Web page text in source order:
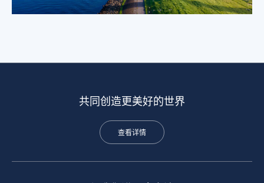
共同创造更美好的世界
查看详情